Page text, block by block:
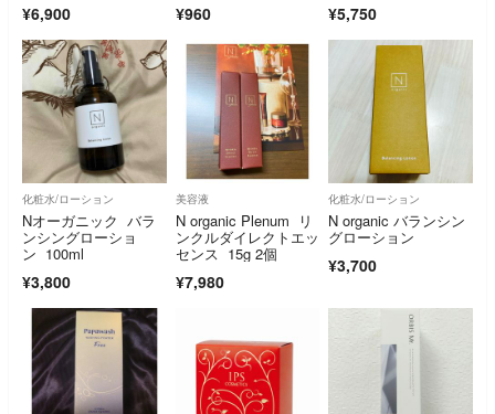
¥6,900 ¥960 ¥5,750
化粧水/ローション
Nオーガニック バラ
ンシングローショ
ン 100ml
¥3,800
美容液
N organic Plenum リ
ンクルダイレクトエッ
センス 15g 2個
¥7,980
化粧水/ローション
N organic バランシン
グローション
¥3,700